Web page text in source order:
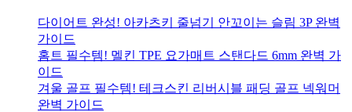
다이어트 완성! 아카츠키 줄넘기 안꼬이는 슬림 3P 완벽
가이드
홈트 필수템! 멜킨 TPE 요가매트 스탠다드 6mm 완벽 가
이드
겨울 골프 필수템! 테크스킨 리버시블 패딩 골프 넥워머
완벽 가이드